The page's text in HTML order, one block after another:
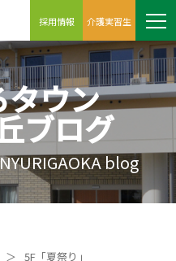
採用情報 介護実習生
ウン
ブログ
blog
＞ 5F「夏祭り」